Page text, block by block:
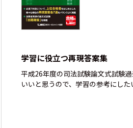
学習に役立つ再現答案集
平成26年度の司法試験論文式試験
いいと思うので、学習の参考にした